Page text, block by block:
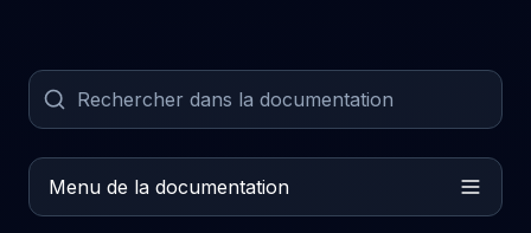
🇫🇷
Menu de la documentation